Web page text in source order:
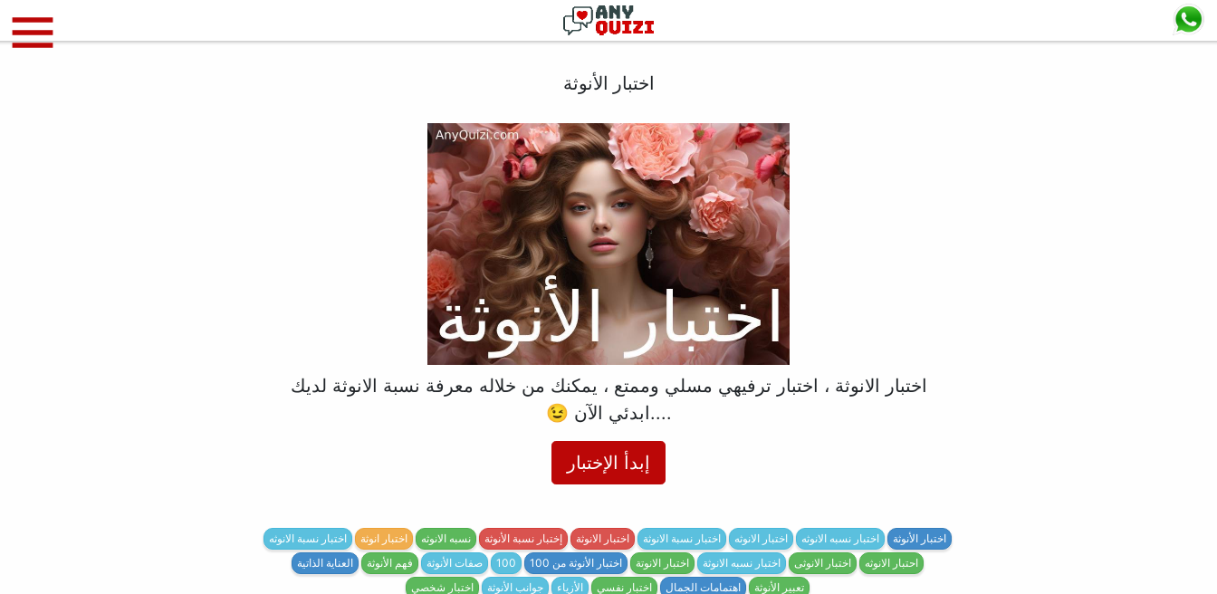
اختبار الأنوثة
اختبار الانوثة ، اختبار ترفيهي مسلي وممتع ، يمكنك من خلاله معرفة نسبة الانوثة لديك
....ابدئي الآن 😉
إبدأ الإختبار
اختبار الأنوثة اختبار نسبه الانوثه اختبار الانوثه اختبار نسبة الانوثة اختبار الانوثة إختبار نسبة الأنوثة نسبه الانوثه اختبار انوثة
اختبار نسبة الانوثه
احتبار الانوثه
اختبار الانوثى اختبار نسبه الانوثة اختبار الانوتة اختبار الأنوثة من 100 100 صفات الأنوثة فهم الأنوثة
العناية الذاتية
تعبير الأنوثة
اهتمامات الجمال اختبار نفسي الأزياء جوانب الأنوثة اختبار شخصي